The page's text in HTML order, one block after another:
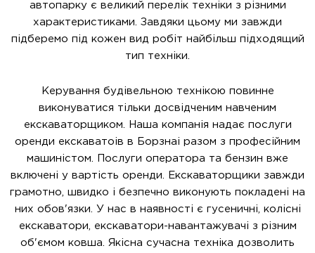
автопарку є великий перелік техніки з різними
характеристиками. Завдяки цьому ми завжди
підберемо під кожен вид робіт найбільш підходящий
тип техніки.
Керування будівельною технікою повинне
виконуватися тільки досвідченим навченим
екскаваторщиком. Наша компанія надає послуги
оренди екскаватоів в Борзнаі разом з професійним
машиністом. Послуги оператора та бензин вже
включені у вартість оренди. Екскаваторщики завжди
грамотно, швидко і безпечно виконують покладені на
них обов'язки. У нас в наявності є гусеничні, колісні
екскаватори, екскаватори-навантажувачі з різним
об'ємом ковша. Якісна сучасна техніка дозволить